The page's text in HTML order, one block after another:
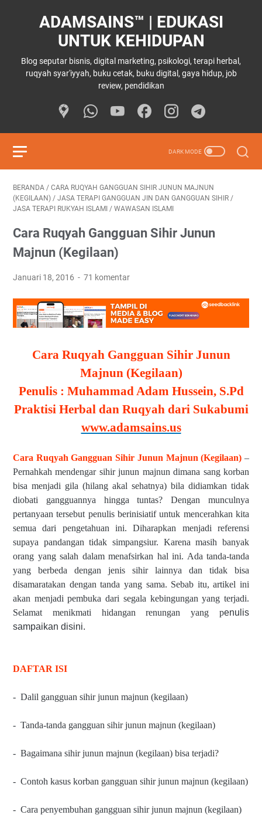
ADAMSAINS™ | EDUKASI
UNTUK KEHIDUPAN
Blog seputar bisnis, digital marketing, psikologi, terapi herbal,
ruqyah syar'iyyah, buku cetak, buku digital, gaya hidup, job
review, pendidikan
BERANDA / CARA RUQYAH GANGGUAN SIHIR JUNUN MAJNUN
(KEGILAAN) / JASA TERAPI GANGGUAN JIN DAN GANGGUAN SIHIR /
JASA TERAPI RUKYAH ISLAMI / WAWASAN ISLAMI
Cara Ruqyah Gangguan Sihir Junun
Majnun (Kegilaan)
Januari 18, 2016 71 komentar
Cara Ruqyah Gangguan Sihir Junun
Majnun (Kegilaan)
Penulis : Muhammad Adam Hussein, S.Pd
Praktisi Herbal dan Ruqyah dari Sukabumi
www.adamsains.us
Cara Ruqyah Gangguan Sihir Junun Majnun (Kegilaan) –
Pernahkah mendengar sihir junun majnun dimana sang korban
bisa menjadi gila (hilang akal sehatnya) bila didiamkan tidak
diobati gangguannya hingga tuntas? Dengan munculnya
pertanyaan tersebut penulis berinisiatif untuk mencerahkan kita
semua dari pengetahuan ini. Diharapkan menjadi referensi
supaya pandangan tidak simpangsiur. Karena masih banyak
orang yang salah dalam menafsirkan hal ini. Ada tanda-tanda
yang berbeda dengan jenis sihir lainnya dan tidak bisa
disamaratakan dengan tanda yang sama. Sebab itu, artikel ini
akan menjadi pembuka dari segala kebingungan yang terjadi.
Selamat menikmati hidangan renungan yang penulis
sampaikan disini.
DAFTAR ISI
- Dalil gangguan sihir junun majnun (kegilaan)
- Tanda-tanda gangguan sihir junun majnun (kegilaan)
- Bagaimana sihir junun majnun (kegilaan) bisa terjadi?
- Contoh kasus korban gangguan sihir junun majnun (kegilaan)
- Cara penyembuhan gangguan sihir junun majnun (kegilaan)